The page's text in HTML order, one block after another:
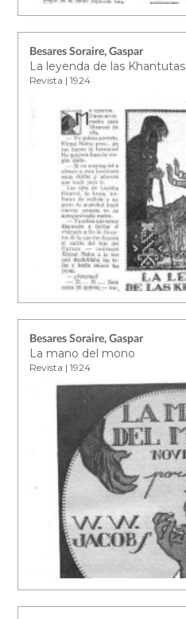
Besares Soraire, Gaspar
La leyenda de las Khantutas
Revista | 1924
Besares Soraire, Gaspar
La mano del mono
Revista | 1924